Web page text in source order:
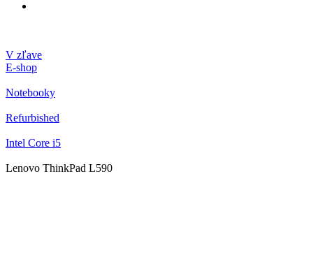
V zľave
E-shop
Notebooky
Refurbished
Intel Core i5
Lenovo ThinkPad L590